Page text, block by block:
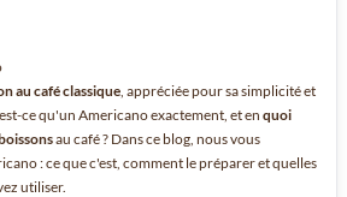
au café classique , appréciée pour sa simplicité et
ce qu'un Americano exactement, et en quoi
au café ? Dans ce blog, nous vous
: ce que c'est, comment le préparer et quelles
utiliser.